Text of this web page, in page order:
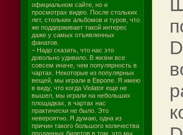
официальном сайте, но и
просмотрах видео. После стольких
лет, стольких альбомов и туров, что
же поддерживает такой интерес
даже у самых отъявленных
фанатов.
– Надо сказать, что нас это
довольно удивило. В жизни все
совсем иначе, чем популярность в
чартах. Некоторые из популярных
вещей, мы играли в Европе. Я имею
в виду, что когда Violator еще не
вышел, мы играли на небольших
площадках, в чартах нас
практически не было. Это
невероятно. Я думаю, одна из
причин такого большого количества
проданных билетов в том, что мы